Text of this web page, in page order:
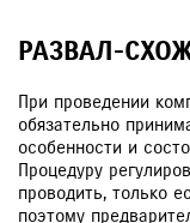
РАЗВАЛ-
При проведении
обязательно
особенности и
Процедуру
проводить, только
поэтому